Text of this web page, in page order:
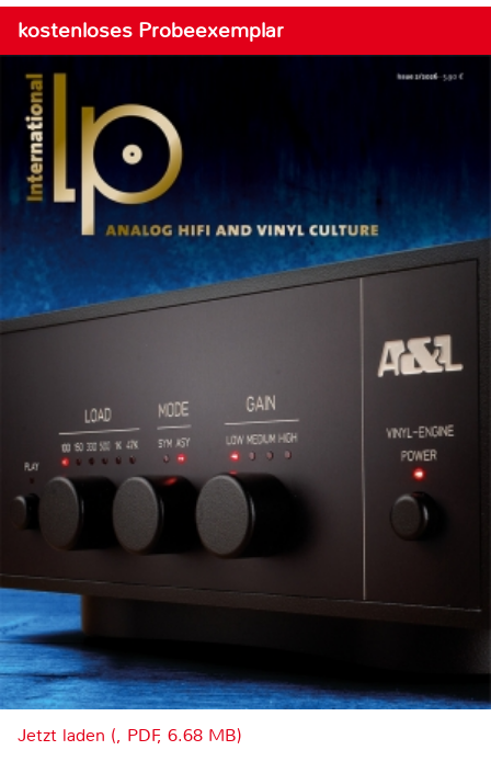
kostenloses Probeexemplar
Jetzt laden (, PDF, 6.68 MB)